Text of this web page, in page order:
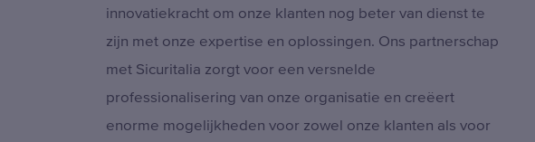
innovatiekracht om onze klanten nog beter van dienst te
zijn met onze expertise en oplossingen. Ons partnerschap
met Sicuritalia zorgt voor een versnelde
professionalisering van onze organisatie en creëert
enorme mogelijkheden voor zowel onze klanten als voor